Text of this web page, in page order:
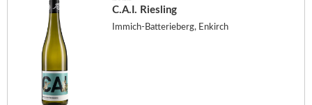
C.A.I. Riesling
Immich-Batterieberg, Enkirch